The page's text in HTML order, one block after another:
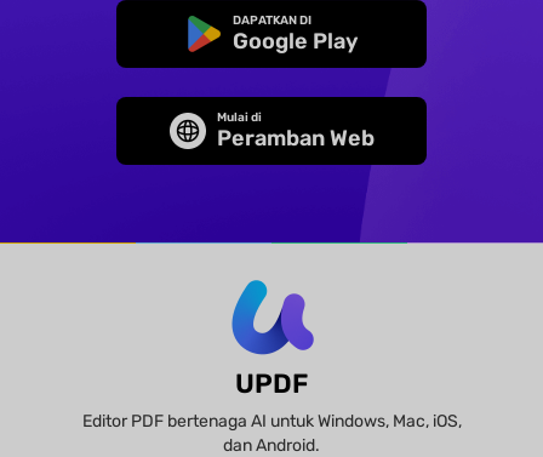
DAPATKAN DI
Google Play
Mulai di
Peramban Web
UPDF
Editor PDF bertenaga AI untuk Windows, Mac, iOS,
dan Android.